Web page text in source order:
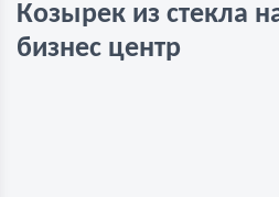
Козырек из стекла
бизнес центр